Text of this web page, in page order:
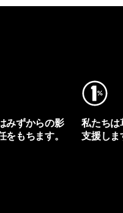
みずからの影
をもちます。
私たちは
支援しま